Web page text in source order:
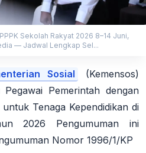
Sekolah Rakyat 2026 8–14 Juni,
— Jadwal Lengkap Sel...
Sosial
(Kemensos)
Pemerintah dengan
untuk Tenaga Kependidikan di
2026 Pengumuman ini
Nomor 1996/1/KP